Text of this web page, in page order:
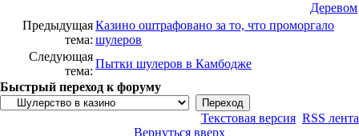
Деревом
Предыдущая
тема:
Казино оштрафовано за то, что проморгало
шулеров
Следующая
тема:
Пытки шулеров в Камбодже
Быстрый переход к форуму
Текстовая версия RSS лента
Вернуться вверх